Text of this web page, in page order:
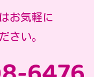
お気軽に
さい。